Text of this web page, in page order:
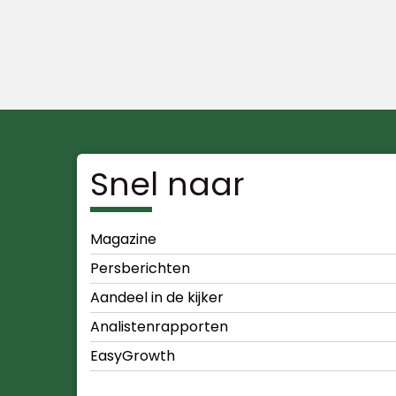
Snel naar
Magazine
Persberichten
Aandeel in de kijker
Analistenrapporten
EasyGrowth